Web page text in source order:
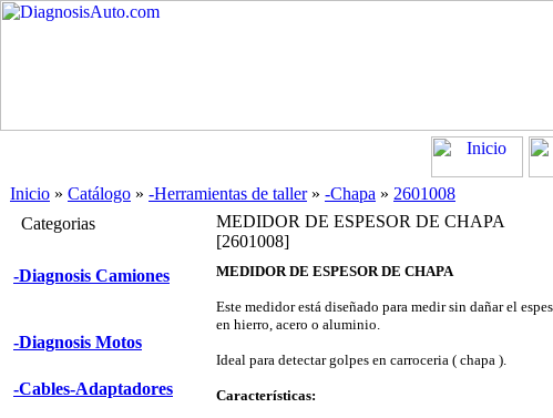
Inicio » Catálogo » -Herramientas de taller» -Chapa » 2601008
Categorias
-Diagnosis Camiones
-Diagnosis Motos
-Cables-Adaptadores
MEDIDOR DE ESPESOR DE CHAPA
[2601008]
MEDIDOR DE ESPESOR DE CHAPA
Este medidor está diseñado para medir sin dañar el
en hierro, acero o aluminio.
Ideal para detectar golpes en carroceria ( chapa ).
Características: